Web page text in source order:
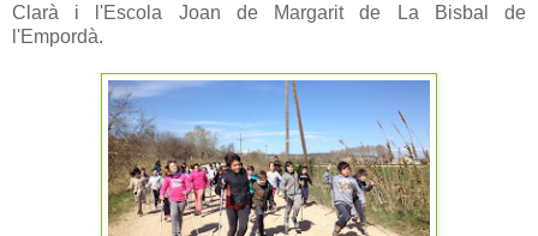
Clarà i l'Escola Joan de Margarit de La Bisbal de
l'Empordà.